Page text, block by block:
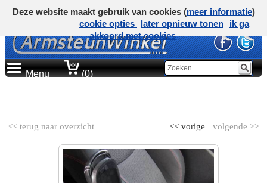
Menu (0)
<< terug naar overzicht volgende >>
<< vorige
Deze website maakt gebruik van cookies (meer informatie)
cookie opties
later opnieuw tonen
ik ga
akkoord met cookies